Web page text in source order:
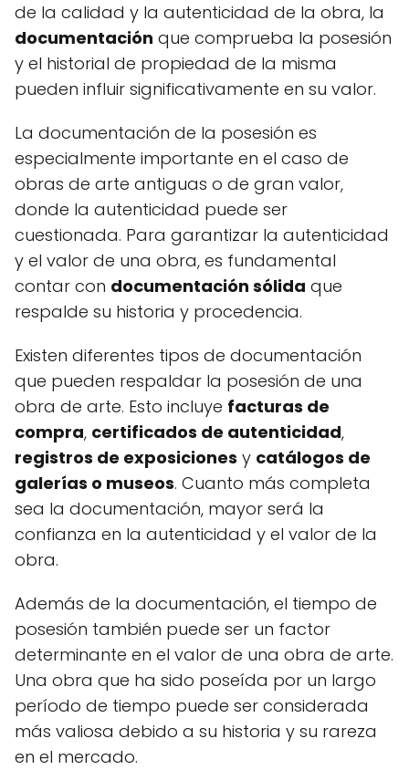
de la calidad y la autenticidad de la obra, la
documentación que comprueba la posesión
y el historial de propiedad de la misma
pueden influir significativamente en su valor.
La documentación de la posesión es
especialmente importante en el caso de
obras de arte antiguas o de gran valor,
donde la autenticidad puede ser
cuestionada. Para garantizar la autenticidad
y el valor de una obra, es fundamental
contar con documentación sólida que
respalde su historia y procedencia.
Existen diferentes tipos de documentación
que pueden respaldar la posesión de una
obra de arte. Esto incluye facturas de
compra, certificados de autenticidad,
registros de exposiciones y catálogos de
galerías o museos. Cuanto más completa
sea la documentación, mayor será la
confianza en la autenticidad y el valor de la
obra.
Además de la documentación, el tiempo de
posesión también puede ser un factor
determinante en el valor de una obra de arte.
Una obra que ha sido poseída por un largo
período de tiempo puede ser considerada
más valiosa debido a su historia y su rareza
en el mercado.